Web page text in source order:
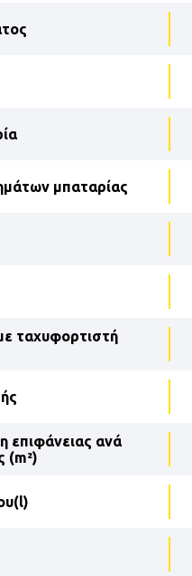
μπαταρίας
ταχυφορτιστή
επιφάνειας ανά
(m²)